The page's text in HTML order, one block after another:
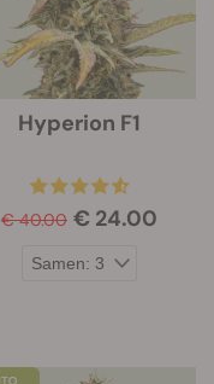
Hyperion F1
€ 40.00 € 24.00